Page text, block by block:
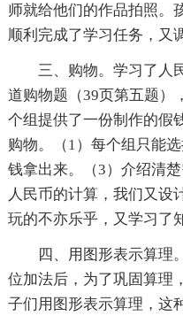
师就给他们的作品拍照。
顺利完成了学习任务，又
三、购物。学习了人
道购物题（39页第五题）
个组提供了一份制作的假
购物。（1）每个组只能
钱拿出来。（3）介绍清
人民币的计算，我们又设
玩的不亦乐乎，又学习了
四、用图形表示算理
位加法后，为了巩固算理
子们用图形表示算理，这